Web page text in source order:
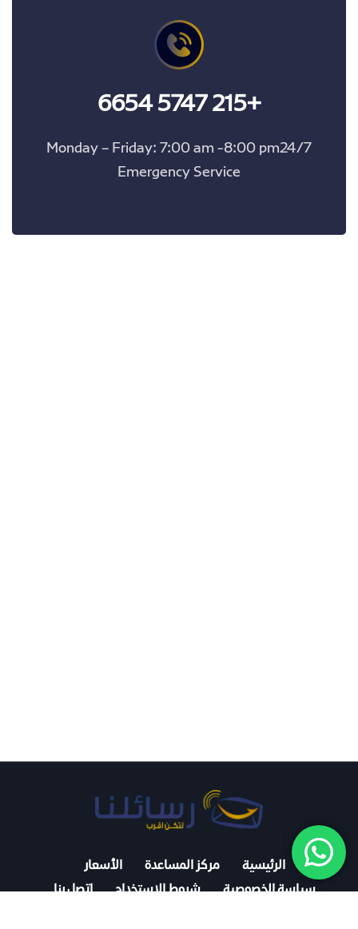
+215 5747 6654
Monday – Friday: 7:00 am -8:00 pm24/7
Emergency Service
الرئيسية مركز المساعدة
الأسعار
سياسة الخصوصية
شروط الاستخدام اتصل بنا